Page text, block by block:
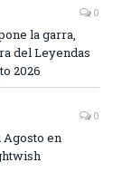
0
la garra,
del Leyendas
2026
0
Agosto en